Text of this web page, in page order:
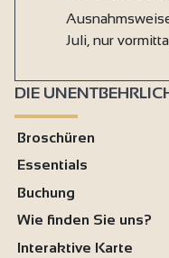
Juli, nur
DIE
Broschüren
Essentials
Buchung
Wie finden Sie uns?
Interaktive Karte